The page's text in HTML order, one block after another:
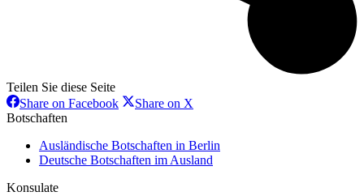
Teilen Sie diese Seite
Share on FacebookShareShare on X
Botschaften
Ausländische Botschaften in Berlin
Deutsche Botschaften im Ausland
Konsulate